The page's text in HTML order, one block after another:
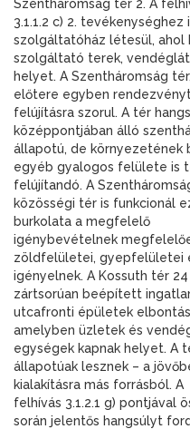
Szentháromság tér 2. A
3.1.1.2 c) 2.
szolgáltatóház létesül,
szolgáltató terek,
helyet. A Szentháromság
előtere egyben
felújításra szorul. A tér
középpontjában álló
állapotú, de környezetének
egyéb gyalogos felülete is
felújítandó. A
közösségi tér is funkcionál
burkolata a megfelelő
igénybevételnek
zöldfelületei, gyepfelületei
igényelnek. A Kossuth tér
zártsorúan beépített
utcafronti épületek
amelyben üzletek és
egységek kapnak helyet.
állapotúak lesznek – a
kialakításra más forrásból. A
felhívás 3.1.2.1 g) pontjával
során jelentős hangsúlyt